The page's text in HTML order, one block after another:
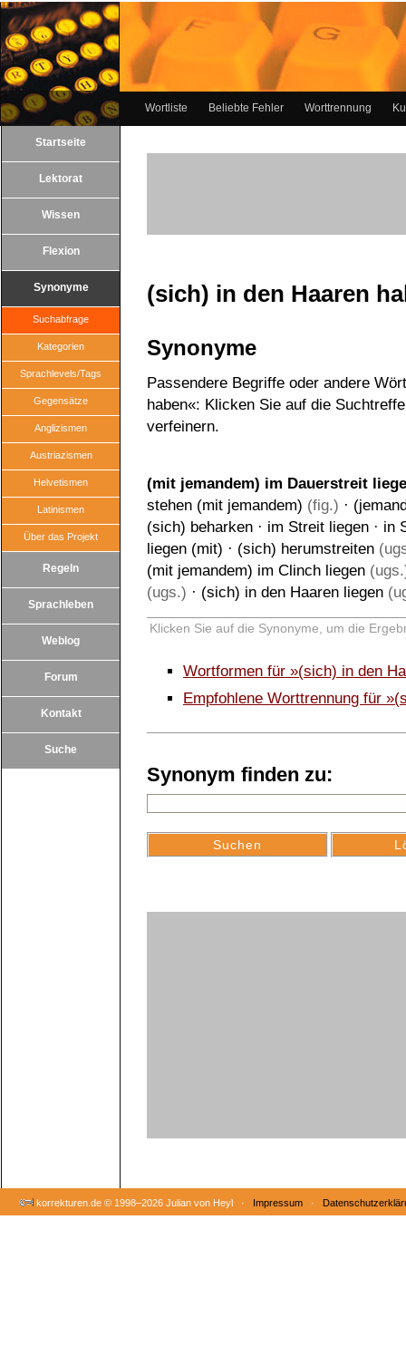
Wortliste Beliebte Fehler Worttrennung
Startseite
Lektorat
Wissen
Flexion
Synonyme
Suchabfrage
Kategorien
Sprachlevels/Tags
Gegensätze
Anglizismen
Austriazismen
Helvetismen
Latinismen
Über das Projekt
Regeln
Sprachleben
Weblog
Forum
Kontakt
Suche
(sich) in den Haaren
Synonyme
Passendere Begriffe oder andere
haben«: Klicken Sie auf die
verfeinern.
(mit jemandem) im Dauerstreit
stehen (mit jemandem) (fig.) ·
(sich) beharken · im Streit liegen · in
liegen (mit) · (sich) herumstreiten
(mit jemandem) im Clinch liegen
(ugs.) · (sich) in den Haaren liegen
Klicken Sie auf die Synonyme, um die
Wortformen für »(sich) in den
Empfohlene Worttrennung für
Synonym finden zu:
korrekturen.de © 1998–2026 Julian von Heyl · Impressum ·